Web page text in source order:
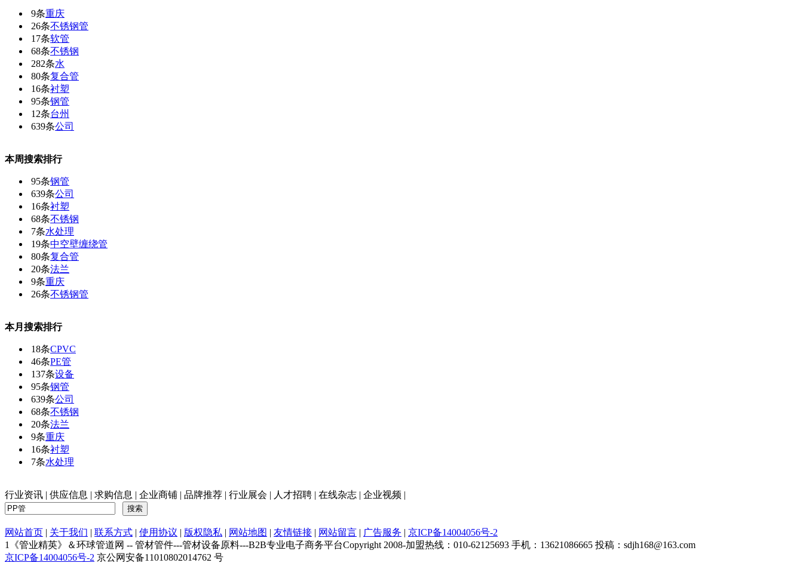
9条重庆
26条不锈钢管
17条软管
68条不锈钢
282条水
80条复合管
16条衬塑
95条钢管
12条台州
639条公司
本周搜索排行
95条钢管
639条公司
16条衬塑
68条不锈钢
7条水处理
19条中空壁缠绕管
80条复合管
20条法兰
9条重庆
26条不锈钢管
本月搜索排行
18条CPVC
46条PE管
137条设备
95条钢管
639条公司
68条不锈钢
20条法兰
9条重庆
16条衬塑
7条水处理
行业资讯 | 供应信息 | 求购信息 | 企业商铺 | 品牌推荐 | 行业展会 | 人才招聘 | 在线杂志 | 企业视频 |
网站首页 | 关于我们 | 联系方式 | 使用协议 | 版权隐私 | 网站地图 | 友情链接 | 网站留言 | 广告服务 | 京ICP备14004056号-2
1《管业精英》＆环球管道网 -- 管材管件---管材设备原料---B2B专业电子商务平台Copyright 2008-加盟热线：010-62125693 手机：13621086665 投稿：sdjh168@163.com
京ICP备14004056号-2 京公网安备11010802014762 号